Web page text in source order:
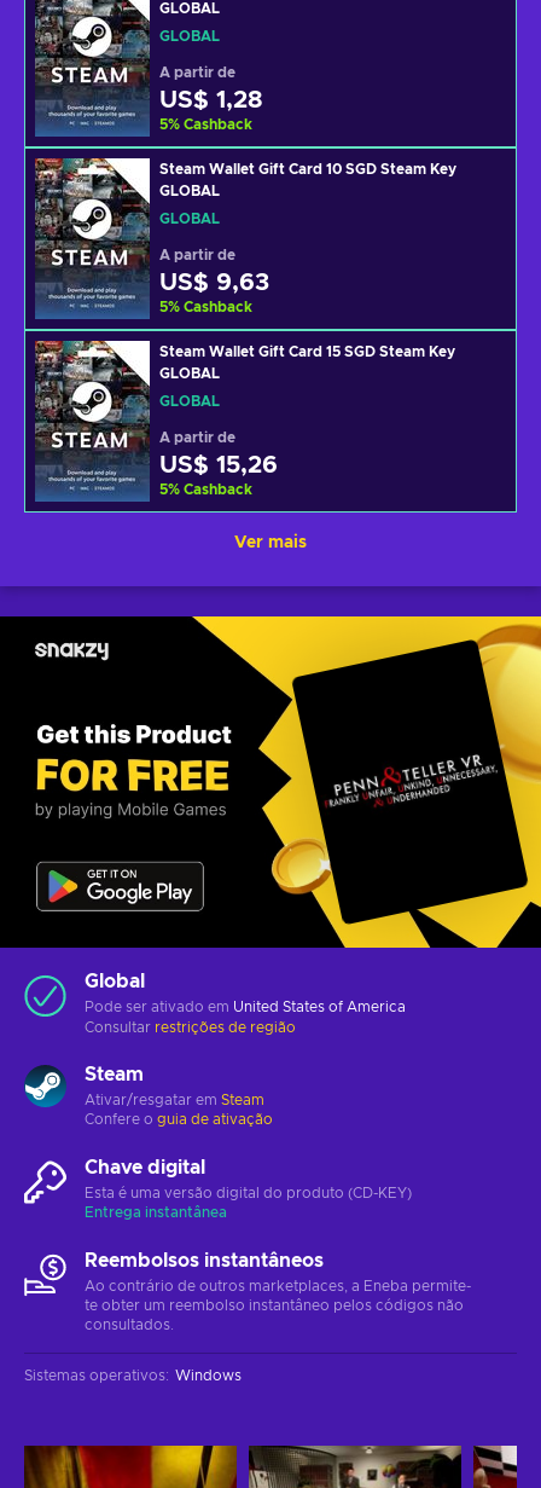
GLOBAL
GLOBAL
A partir de
US$ 1,28
5% Cashback
Steam Wallet Gift Card 10 SGD Steam Key
GLOBAL
GLOBAL
A partir de
US$ 9,63
5% Cashback
Steam Wallet Gift Card 15 SGD Steam Key
GLOBAL
GLOBAL
A partir de
US$ 15,26
5% Cashback
Ver mais
Global
Pode ser ativado em United States of America
Consultar restrições de região
Steam
Ativar/resgatar em Steam
Confere o guia de ativação
Chave digital
Esta é uma versão digital do produto (CD-KEY)
Entrega instantânea
Reembolsos instantâneos
Ao contrário de outros marketplaces, a Eneba permite-
te obter um reembolso instantâneo pelos códigos não
consultados.
Sistemas operativos: Windows